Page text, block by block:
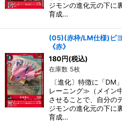
ジモンの進化元の下に
育成…
(05)(赤枠/LM仕様)ピ
《赤》
180 円(税込)
在庫数 5枚
〔進化〕特徴に「DM
レーニング≫（メイン
させることで、自分の
ジモンの進化元の下に
育成…